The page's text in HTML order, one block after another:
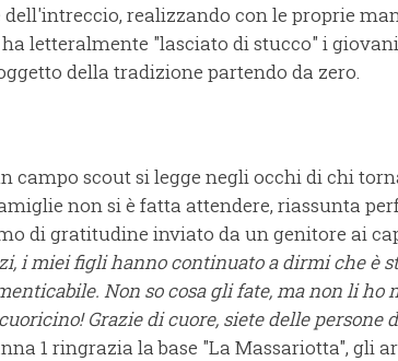
realizzando con le proprie
letteralmente "lasciato di stucco" i
della tradizione partendo da zero.
campo scout si legge negli occhi di chi
non si è fatta attendere, riassunta
di gratitudine inviato da un genitore ai
i miei figli hanno continuato a dirmi che è
Non so cosa gli fate, ma non li ho
Grazie di cuore, siete delle persone
1 ringrazia la base "La Massariotta", gli